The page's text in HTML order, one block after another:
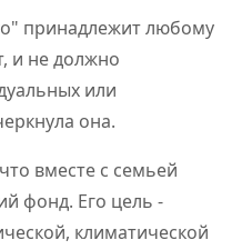
принадлежит любому
и не должно
или
она.
вместе с семьей
фонд. Его цель -
климатической